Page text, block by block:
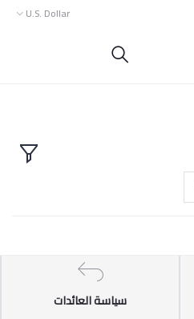
U.S. Dollar
سياسة العائدات